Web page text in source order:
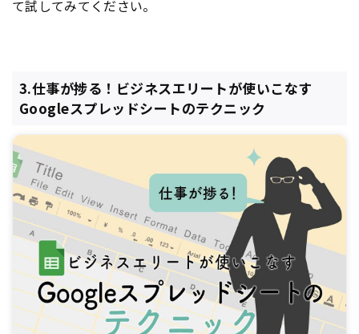
て試してみてください。
3.仕事が捗る！ビジネスエリートが使いこなす
Googleスプレッドシートのテクニック